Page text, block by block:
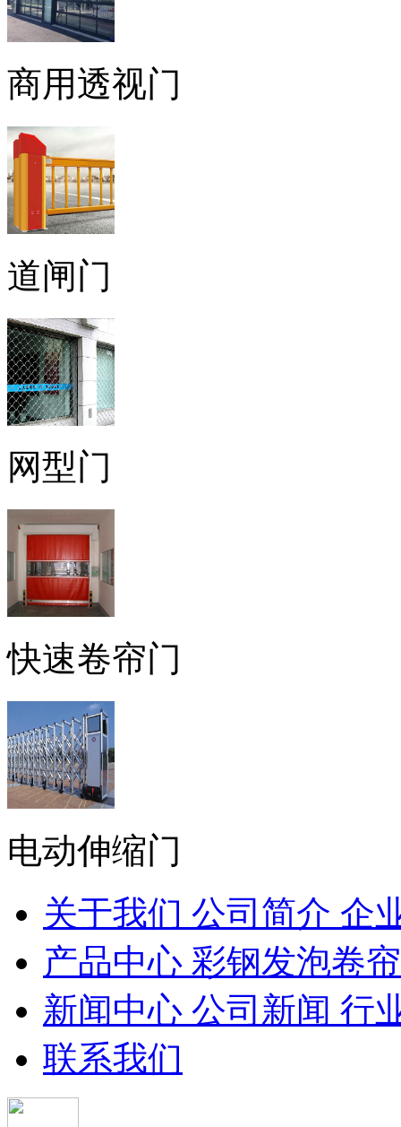
商用透视门
道闸门
网型门
快速卷帘门
电动伸缩门
关于我们 公司简介 企
产品中心 彩钢发泡卷
新闻中心 公司新闻 行
联系我们